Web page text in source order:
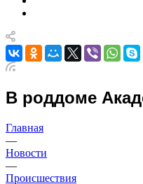
В роддоме
Главная
—
Новости
—
Происшествия